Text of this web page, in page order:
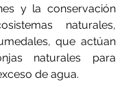
y la conservación
naturales,
que actúan
naturales para
de agua.